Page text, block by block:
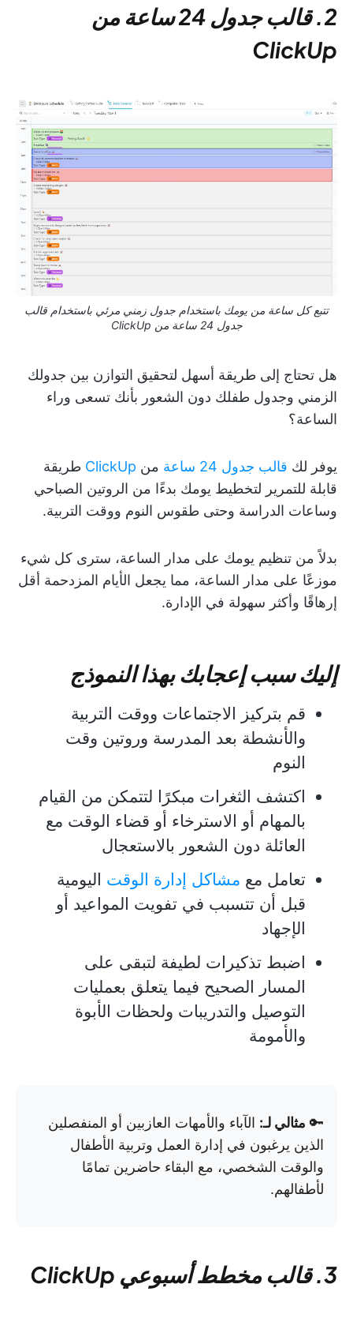
2. قالب جدول 24 ساعة من
ClickUp
تتبع كل ساعة من يومك باستخدام جدول زمني مرئي باستخدام قالب
جدول 24 ساعة من ClickUp
هل تحتاج إلى طريقة أسهل لتحقيق التوازن بين جدولك
الزمني وجدول طفلك دون الشعور بأنك تسعى وراء
الساعة؟
يوفر لك قالب جدول 24 ساعة من ClickUp طريقة
قابلة للتمرير لتخطيط يومك بدءًا من الروتين الصباحي
وساعات الدراسة وحتى طقوس النوم ووقت التربية.
بدلاً من تنظيم يومك على مدار الساعة، سترى كل شيء
موزعًا على مدار الساعة، مما يجعل الأيام المزدحمة أقل
إرهاقًا وأكثر سهولة في الإدارة.
إليك سبب إعجابك بهذا النموذج
قم بتركيز الاجتماعات ووقت التربية
والأنشطة بعد المدرسة وروتين وقت
النوم
اكتشف الثغرات مبكرًا لتتمكن من القيام
بالمهام أو الاسترخاء أو قضاء الوقت مع
العائلة دون الشعور بالاستعجال
تعامل مع مشاكل إدارة الوقت اليومية
قبل أن تتسبب في تفويت المواعيد أو
الإجهاد
اضبط تذكيرات لطيفة لتبقى على
المسار الصحيح فيما يتعلق بعمليات
التوصيل والتدريبات ولحظات الأبوة
والأمومة
🔑 مثالي لـ: الآباء والأمهات العازبين أو المنفصلين
الذين يرغبون في إدارة العمل وتربية الأطفال
والوقت الشخصي، مع البقاء حاضرين تمامًا
لأطفالهم.
3. قالب مخطط أسبوعي ClickUp